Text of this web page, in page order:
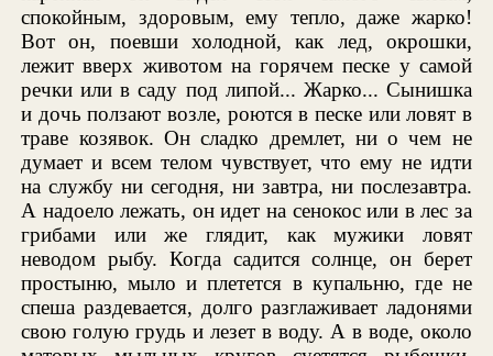
спокойным, здоровым, ему тепло, даже жарко!
Вот он, поевши холодной, как лед, окрошки,
лежит вверх животом на горячем песке у самой
речки или в саду под липой... Жарко... Сынишка
и дочь ползают возле, роются в песке или ловят в
траве козявок. Он сладко дремлет, ни о чем не
думает и всем телом чувствует, что ему не идти
на службу ни сегодня, ни завтра, ни послезавтра.
А надоело лежать, он идет на сенокос или в лес за
грибами или же глядит, как мужики ловят
неводом рыбу. Когда садится солнце, он берет
простыню, мыло и плетется в купальню, где не
спеша раздевается, долго разглаживает ладонями
свою голую грудь и лезет в воду. А в воде, около